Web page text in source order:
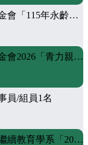
» 【外部公文】轉知財團法人永齡教育基金會「115年永齡銘日希望獎助學金」
» 【外部公文】轉知財團法人天河教育基金會2026「青力親為‧千萬祝福服務學習獎勵計畫」
員/組員1名
» 【外部公文】轉知國立中正大學成人及繼續教育學系「2026第二屆《超高齡社會的未來生活設計》短影音競賽」